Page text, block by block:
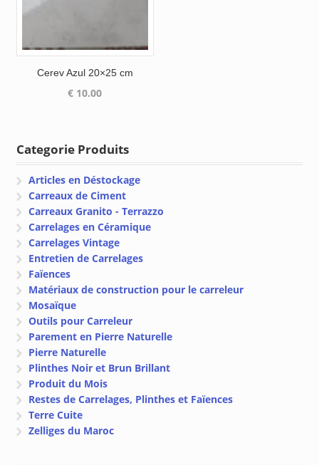
Cerev Azul 20×25 cm
€ 10.00
Categorie Produits
Articles en Déstockage
Carreaux de Ciment
Carreaux Granito - Terrazzo
Carrelages en Céramique
Carrelages Vintage
Entretien de Carrelages
Faïences
Matériaux de construction pour le carreleur
Mosaïque
Outils pour Carreleur
Parement en Pierre Naturelle
Pierre Naturelle
Plinthes Noir et Brun Brillant
Produit du Mois
Restes de Carrelages, Plinthes et Faïences
Terre Cuite
Zelliges du Maroc